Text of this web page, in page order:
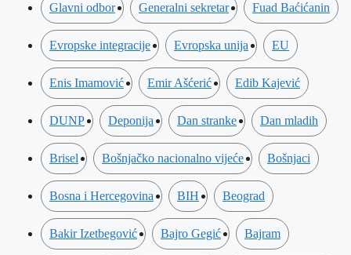
Glavni odbor Generalni sekretar Fuad Baćićanin
Evropske integracije Evropska unija EU
Enis Imamović Emir Ašćerić Edib Kajević
DUNP Deponija Dan stranke Dan mladih
Brisel Bošnjačko nacionalno vijeće Bošnjaci
Bosna i Hercegovina BIH Beograd
Bakir Izetbegović Bajro Gegić Bajram